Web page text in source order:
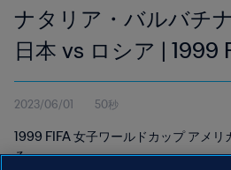
ナタリア・バルバチ
日本 vs ロシア | 1999
ルドカップ アメリカ
2023/06/01 50秒
1999 FIFA 女子ワールドカップ アメリ
る。